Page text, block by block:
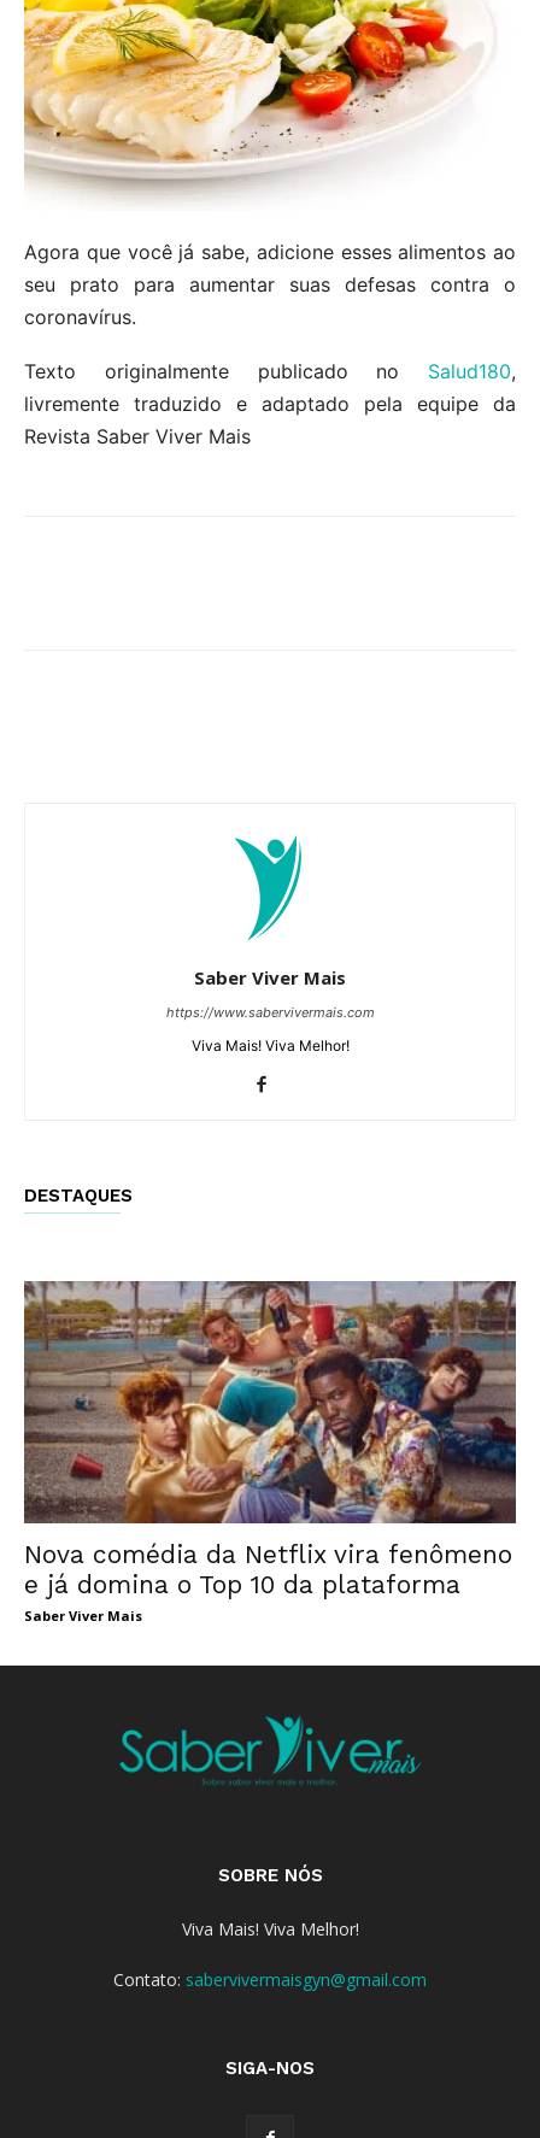
Agora que você já sabe, adicione esses alimentos ao
seu prato para aumentar suas defesas contra o
coronavírus.
Texto originalmente publicado no Salud180,
livremente traduzido e adaptado pela equipe da
Revista Saber Viver Mais
Saber Viver Mais
https://www.sabervivermais.com
Viva Mais! Viva Melhor!
DESTAQUES
Nova comédia da Netflix vira fenômeno
e já domina o Top 10 da plataforma
Saber Viver Mais
SOBRE NÓS
Viva Mais! Viva Melhor!
Contato: sabervivermaisgyn@gmail.com
SIGA-NOS